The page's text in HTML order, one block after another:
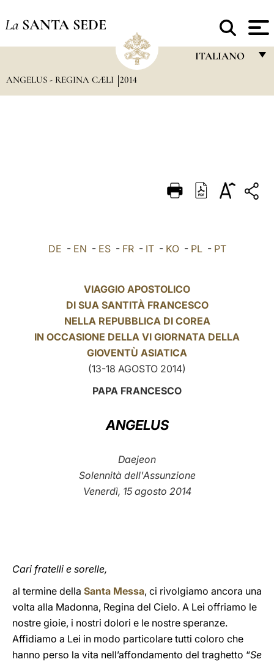
La SANTA SEDE
ITALIANO
DEUTSCH
العربيّة
ANGELUS - REGINA CÆLI 2014
DE - EN - ES- FR- IT- KO- PL- PT
VIAGGIO APOSTOLICO
DI SUA SANTITÀ FRANCESCO
NELLA REPUBBLICA DI COREA
IN OCCASIONE DELLA VI GIORNATA DELLA
GIOVENTÙ ASIATICA
(13-18 AGOSTO 2014)
PAPA FRANCESCO
ANGELUS
Daejeon
Solennità dell'Assunzione
Venerdì, 15 agosto 2014
Cari fratelli e sorelle,
al termine della Santa Messa, ci rivolgiamo ancora una
volta alla Madonna, Regina del Cielo. A Lei offriamo le
nostre gioie, i nostri dolori e le nostre speranze.
Affidiamo a Lei in modo particolare tutti coloro che
hanno perso la vita nell’affondamento del traghetto “Se